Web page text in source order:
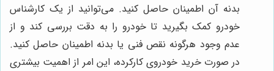
بدنه آن اطمینان حاصل کنید. می‌توانید از یک کارشناس
خودرو کمک بگیرید تا خودرو را به دقت بررسی کند و از
عدم وجود هرگونه نقص فنی یا بدنه اطمینان حاصل کنید.
در صورت خرید خودروی کارکرده، این امر از اهمیت بیشتری